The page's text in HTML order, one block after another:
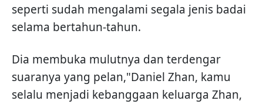
seperti sudah mengalami segala jenis badai
selama bertahun-tahun.
Dia membuka mulutnya dan terdengar
suaranya yang pelan,"Daniel Zhan, kamu
selalu menjadi kebanggaan keluarga Zhan,